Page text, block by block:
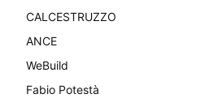
CALCESTRUZZO
ANCE
WeBuild
Fabio Potestà